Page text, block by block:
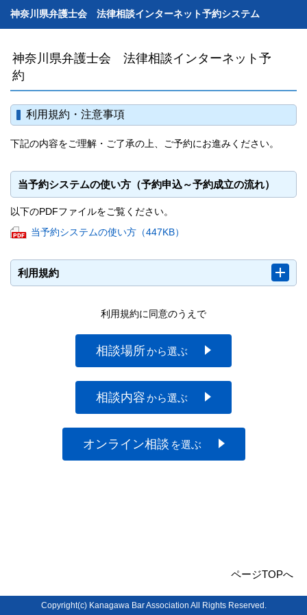
神奈川県弁護士会 法律相談インターネット予約システム
神奈川県弁護士会 法律相談インターネット予
約
利用規約・注意事項
下記の内容をご理解・ご了承の上、ご予約にお進みください。
当予約システムの使い方（予約申込～予約成立の流れ）
以下のPDFファイルをご覧ください。
PDF
ァ
イ
ル
当予約システムの使い方（447KB）
利用規約
利用規約に同意のうえで
相談場所から選ぶ
相談内容から選ぶ
オンライン相談 を選ぶ
ページTOPへ
Copyright(c) Kanagawa Bar Association All Rights Reserved.